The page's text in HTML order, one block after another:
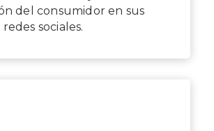
del consumidor en sus
sociales.